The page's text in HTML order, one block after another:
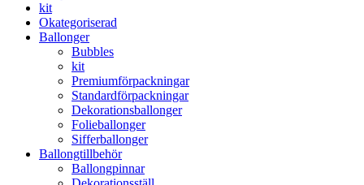
kit
Okategoriserad
Ballonger
Bubbles
kit
Premium­förpackningar
Standard­­förpackningar
Dekorations­ballonger
Folie­­­ballonger
Siffer­­ballonger
Ballong­tillbehör
Ballongpinnar